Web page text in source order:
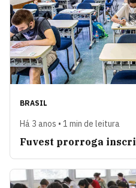
BRASIL
Há 3 anos • 1 min de leitura
Fuvest prorroga